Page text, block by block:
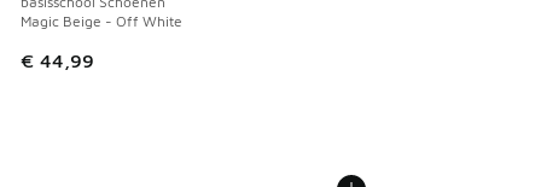
Magic Beige - Off White
€ 44,99